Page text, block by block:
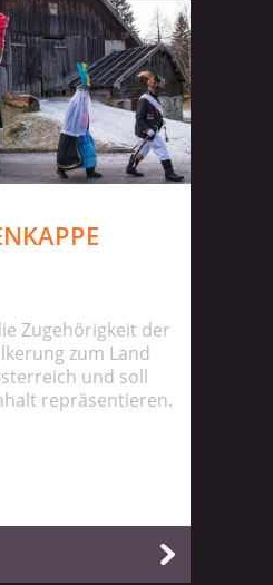
Zugehörigkeit der
zum Land
und soll
repräsentieren.